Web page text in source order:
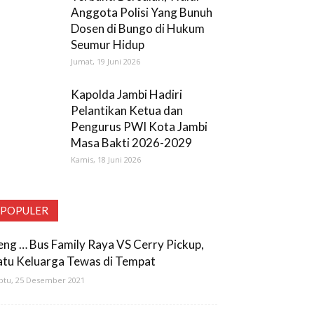
Anggota Polisi Yang Bunuh
Dosen di Bungo di Hukum
Seumur Hidup
Jumat, 19 Juni 2026
Kapolda Jambi Hadiri
Pelantikan Ketua dan
Pengurus PWI Kota Jambi
Masa Bakti 2026-2029
Kamis, 18 Juni 2026
POPULER
… Bus Family Raya VS Cerry Pickup,
Keluarga Tewas di Tempat
25 Desember 2021